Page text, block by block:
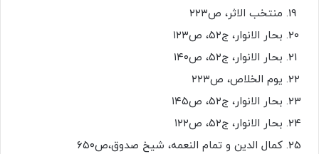
منتخب الاثر، ص۲۲۳
بحار الانوار، ج۵۲، ص۱۲۳
بحار الانوار، ج۵۲، ص۱۴۰
یوم الخلاص، ص۲۲۳
بحار الانوار، ج۵۲، ص۱۴۵
بحار الانوار، ج۵۲، ص۱۲۲
کمال الدین و تمام النعمه، شیخ صدوق،ص۶۵۰